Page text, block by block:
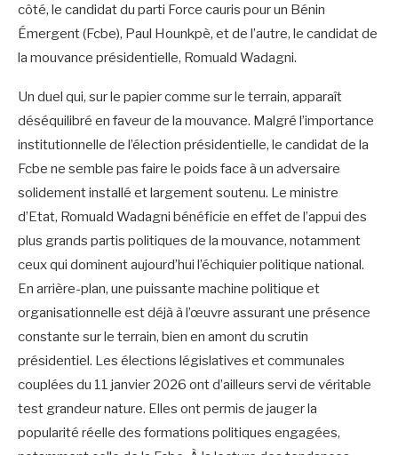
côté, le candidat du parti Force cauris pour un Bénin
Émergent (Fcbe), Paul Hounkpè, et de l’autre, le candidat de
la mouvance présidentielle, Romuald Wadagni.
Un duel qui, sur le papier comme sur le terrain, apparaît
déséquilibré en faveur de la mouvance. Malgré l’importance
institutionnelle de l’élection présidentielle, le candidat de la
Fcbe ne semble pas faire le poids face à un adversaire
solidement installé et largement soutenu. Le ministre
d’Etat, Romuald Wadagni bénéficie en effet de l’appui des
plus grands partis politiques de la mouvance, notamment
ceux qui dominent aujourd’hui l’échiquier politique national.
En arrière-plan, une puissante machine politique et
organisationnelle est déjà à l’œuvre assurant une présence
constante sur le terrain, bien en amont du scrutin
présidentiel. Les élections législatives et communales
couplées du 11 janvier 2026 ont d’ailleurs servi de véritable
test grandeur nature. Elles ont permis de jauger la
popularité réelle des formations politiques engagées,